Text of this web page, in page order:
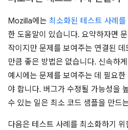
Mozilla에는 최소화된 테스트 사례를
한 도움말이 있습니다. 요약하자면
작이지만 문제를 보여주는 연결된
만큼 좋은 방법은 없습니다. 신속하
예시에는 문제를 보여주는 데 필요
야 합니다. 버그가 수정될 가능성을
수 있는 일은 최소 코드 샘플을 만드
다음은 테스트 사례를 최소화하기